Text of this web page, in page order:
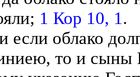
1 Кор 10, 1.
если облако
то и сыны